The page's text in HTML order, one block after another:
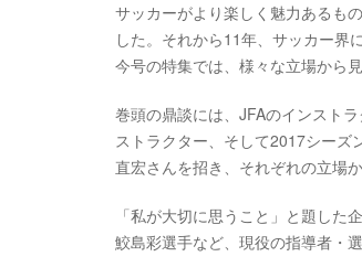
サッカーがより楽しく魅力あるも
した。それから11年、サッカー界
今号の特集では、様々な立場から
巻頭の鼎談には、JFAのインスト
ストラクター、そして2017シーズ
直宏さんを招き、それぞれの立場
「私が大切に思うこと」と題し
鮫島彩選手など、現役の指導者・